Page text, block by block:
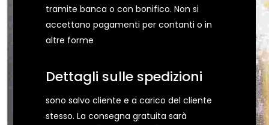
tramite banca o con bonifico. Non si
accettano pagamenti per contanti o in
altre forme
Dettagli sulle spedizioni
sono salvo cliente e a carico del cliente
stesso. La consegna gratuita sarà